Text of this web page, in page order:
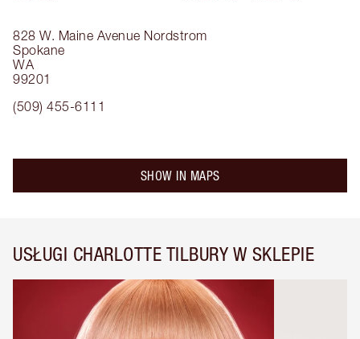
828 W. Maine Avenue Nordstrom
Spokane
WA
99201
(509) 455-6111
SHOW IN MAPS
USŁUGI CHARLOTTE TILBURY W SKLEPIE